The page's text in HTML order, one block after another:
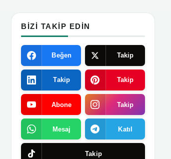
BIZI TAKIP EDIN
Beğen Takip
Takip Takip
Abone Takip
Mesaj Katıl
Takip